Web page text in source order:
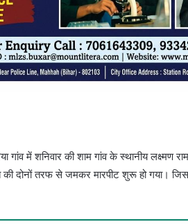
गांव में शनिवार की शाम गांव के स्थानीय लक्ष्मण
की दोनों तरफ से जमकर मारपीट शुरू हो गया।